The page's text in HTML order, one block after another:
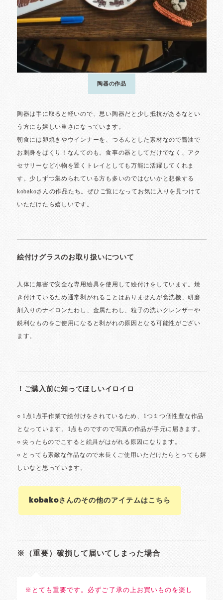
kobakoさんのその他のアイテムはこちら
※（重要）破損して届いてしまった場合
※とても重要です。必ずご了承の上お買いものを楽し